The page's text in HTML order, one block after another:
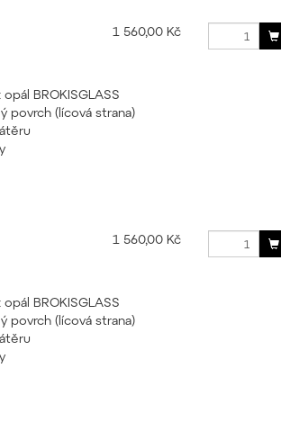
1 560,00 Kč
BROKISGLASS
povrch (lícová strana)
1 560,00 Kč
BROKISGLASS
povrch (lícová strana)